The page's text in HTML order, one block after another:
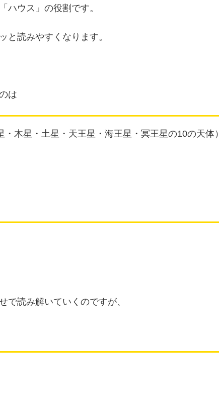
ハウス」の役割です。
と読みやすくなります。
は
木星・土星・天王星・海王星・冥王星の10の天体）
で読み解いていくのですが、